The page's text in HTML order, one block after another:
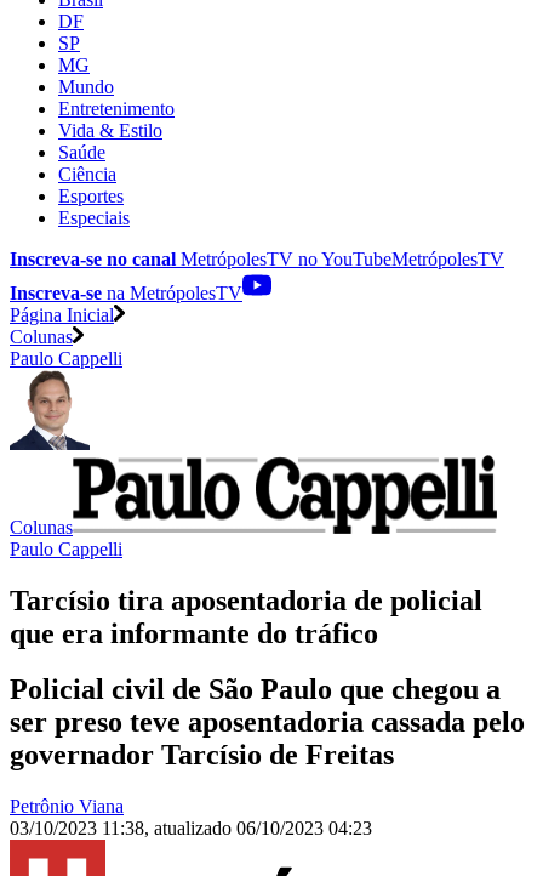
DF
SP
MG
Mundo
Entretenimento
Vida & Estilo
Saúde
Ciência
Esportes
Especiais
Inscreva-se no canal MetrópolesTV noYouTubeMetrópolesTV
Inscreva-se na MetrópolesTV
Página Inicial
Colunas
Paulo Cappelli
Colunas
Paulo Cappelli
Tarcísio tira aposentadoria de policial
que era informante do tráfico
Policial civil de São Paulo que chegou a
ser preso teve aposentadoria cassada pelo
governador Tarcísio de Freitas
Petrônio Viana
03/10/2023 11:38, atualizado 06/10/2023 04:23